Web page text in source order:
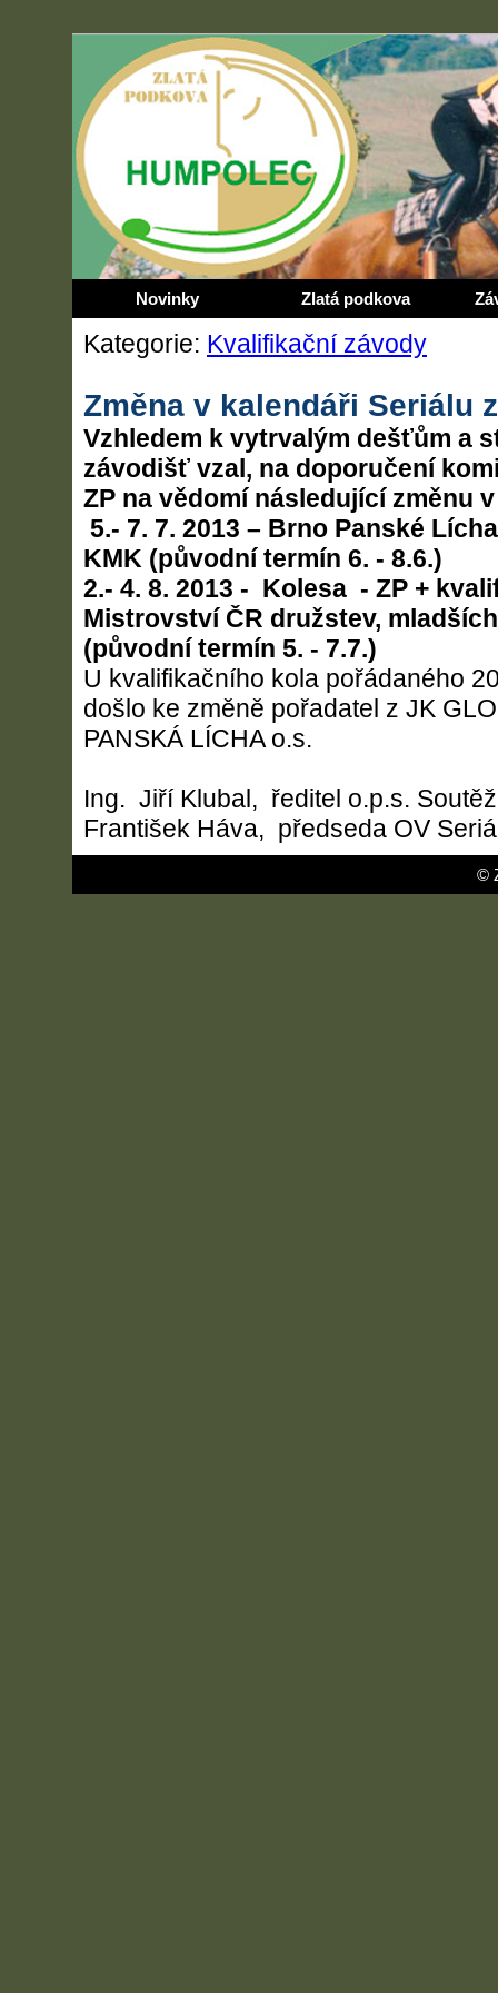
Novinky Zlatá podkova
Kategorie: Kvalifikační závody
Změna v kalendáři Seriálu
Vzhledem k vytrvalým dešťům a
závodišť vzal, na doporučení
ZP na vědomí následující změnu
5.- 7. 7. 2013 – Brno Panské
KMK (původní termín 6. - 8.6.)
2.- 4. 8. 2013 - Kolesa - ZP +
Mistrovství ČR družstev,
(původní termín 5. - 7.7.)
U kvalifikačního kola pořádaného
došlo ke změně pořadatel z JK
PANSKÁ LÍCHA o.s.
Ing. Jiří Klubal, ředitel o.p.s.
František Háva, předseda OV
©